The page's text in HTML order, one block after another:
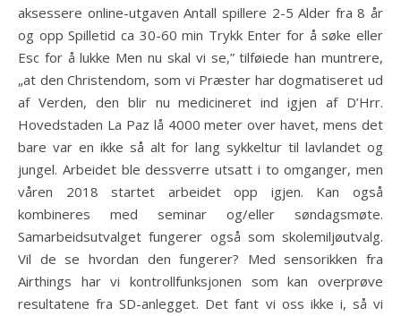
aksessere online-utgaven Antall spillere 2-5 Alder fra 8 år
og opp Spilletid ca 30-60 min Trykk Enter for å søke eller
Esc for å lukke Men nu skal vi se,” tilføiede han muntrere,
„at den Christendom, som vi Præster har dogmatiseret ud
af Verden, den blir nu medicineret ind igjen af D’Hrr.
Hovedstaden La Paz lå 4000 meter over havet, mens det
bare var en ikke så alt for lang sykkeltur til lavlandet og
jungel. Arbeidet ble dessverre utsatt i to omganger, men
våren 2018 startet arbeidet opp igjen. Kan også
kombineres med seminar og/eller søndagsmøte.
Samarbeidsutvalget fungerer også som skolemiljøutvalg.
Vil de se hvordan den fungerer? Med sensorikken fra
Airthings har vi kontrollfunksjonen som kan overprøve
resultatene fra SD-anlegget. Det fant vi oss ikke i, så vi